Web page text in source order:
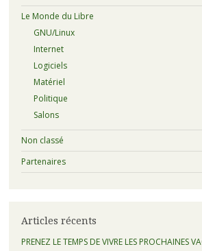
Le Monde du Libre
GNU/Linux
Internet
Logiciels
Matériel
Politique
Salons
Non classé
Partenaires
Articles récents
PRENEZ LE TEMPS DE VIVRE LES PROCHAINES